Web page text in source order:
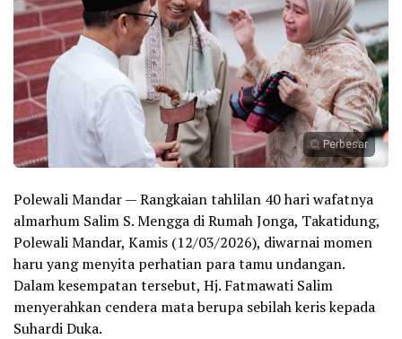
Perbesar
Polewali Mandar — Rangkaian tahlilan 40 hari wafatnya
almarhum Salim S. Mengga di Rumah Jonga, Takatidung,
Polewali Mandar, Kamis (12/03/2026), diwarnai momen
haru yang menyita perhatian para tamu undangan.
Dalam kesempatan tersebut, Hj. Fatmawati Salim
menyerahkan cendera mata berupa sebilah keris kepada
Suhardi Duka.